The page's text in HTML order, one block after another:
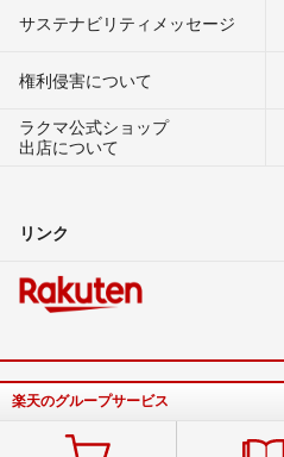
サステナビリティメッセージ
権利侵害について
ラクマ公式ショップ
出店について
リンク
楽天のグループサービス